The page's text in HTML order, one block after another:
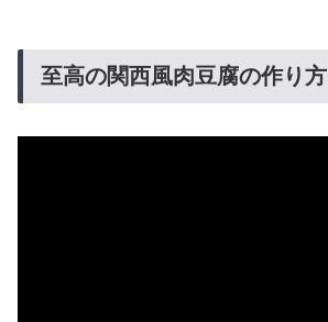
至高の関西風肉豆腐の作り方